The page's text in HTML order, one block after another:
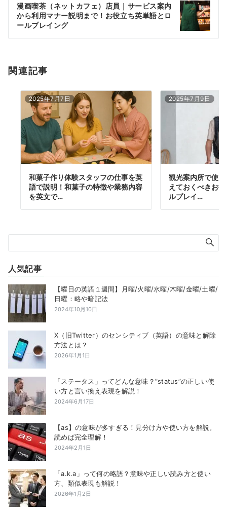
ン
漫画喫茶（ネットカフェ）店員｜サービス案内
から利用マナー説明まで！お役立ち英単語とロ
ールプレイング
関連記事
2025年7月7日
和菓子作り体験スタッフの仕事を英
語で説明！和菓子の特徴や業務内容
を英文で…
2025年7月9日
観光案内所で使
えておくべきお
ルプレイ…
人気記事
【曜日の英語１週間】月曜/火曜/水曜/木曜/金曜/土曜/
日曜：略や暗記法
2024年10月10日
X（旧Twitter）のセンシティブ（英語）の意味と解除
方法とは？
2026年1月1日
「ステータス」ってどんな意味？”status”の正しい使
い方と言い換え表現を解説！
2024年6月17日
【as】の意味が多すぎる！見分け方や使い方を解説。
読めば完全理解！
2024年2月1日
「a.k.a」って何の略語？意味や正しい読み方と使い
方、類似表現も解説！
2026年1月2日